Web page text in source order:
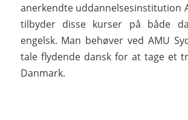
anerkendte uddannelsesinstitution
tilbyder disse kurser på både
engelsk. Man behøver ved AMU
tale flydende dansk for at tage et
Danmark.